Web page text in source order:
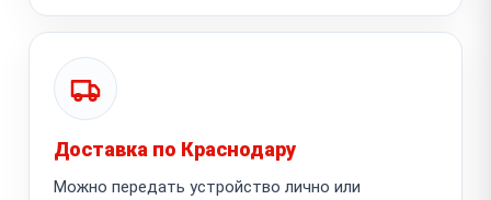
Доставка по Краснодару
Можно передать устройство лично или